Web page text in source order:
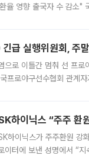
율 영향 출국자 수 감소"
급 실행위원회, 주
으로 이틀간 멈춰 선 프
프로야구선수협회 관계
하이닉스 “주주 환
스가 주주환원 강화 방안 마련에 나
이터에 보낸 성명에서 “